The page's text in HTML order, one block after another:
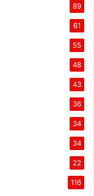
89
61
55
48
43
36
34
34
22
116